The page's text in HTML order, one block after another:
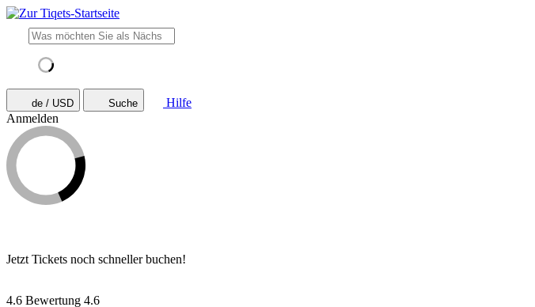
de / USD Suche
Hilfe
Anmelden
Jetzt Tickets noch schneller buchen!
4.6 Bewertung 4.6